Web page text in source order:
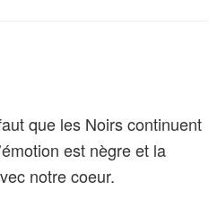
que les Noirs continuent
est nègre et la
notre coeur.